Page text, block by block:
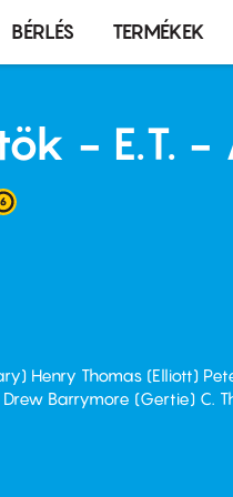
BÉRLÉS TERMÉKEK
- E.T. -
Henry Thomas (Elliott)
Barrymore (Gertie) C.